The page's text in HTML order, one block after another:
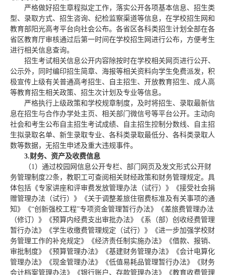
严格做好招生章程拟定工作，落实公开各项基本信息、招生类
型、录取方式、招生咨询、纪检监察渠道等信息，在学校招生网和
教育部阳光高考平台向社会公布。各省区各科类招生计划全部在各
省区教育厅审核通过后第一时间在学校招生网进行公布，方便考生
进行相关信息查询。
招生考试相关信息公开内容除按时在学校相关网页进行公开、
公示外，同时编印招生简章、海报等相关资料向学生免费派发，积
极宣传上级有关普通高考招生、自主招生、开放教育招生、成人高
等教育招生相关政策、招生次计划及专业等信息。
严格执行上级政策和学校规章制度，及时将招生、录取最新信
息在招生与合作办学处主页、相关部门微信号等平台公开。主动向
社会和考生公布自主招生考试成绩、自主招生控制分数线、自主招
生拟录取名单、新生录取专业、各科类录取最低分、各科类录取人
数等数据，无招生申述及重大违规事件。
3.财务、资产及收费信息
（1）通过校园网信息公开专栏、部门网页及发文形式公开财
务管理制度22条，教职工可查阅相关财经政策和财务管理规定。具
体包括《专家讲座和评审费发放管理办法（试行）》《接受社会捐
赠管理办法（试行）》《关于调整差旅住宿费标准及有关事项的通
知》《“创新强校工程”专项资金管理暂行办法》《差旅费管理办法
（修订）》《预算内经费支出审批办法》《系（部）创收经费管理
暂行办法》《学生收缴费管理规定（试行）》《进一步加强学校财
务管理工作的补充规定》《经济责任制实施办法》《借款、报销、
审批制度》《预算管理办法》《基建财务管理办法》《会计电算化
管理办法》《现金管理办法》《低值易耗品管理暂行办法》《财务
会计档案管理办法》《银行账户、存款管理办法》《教育收费管理